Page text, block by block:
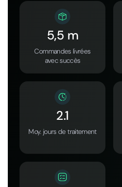
5,5 m
Commandes livrées
avec succès
2.1
Moy. jours de traitement